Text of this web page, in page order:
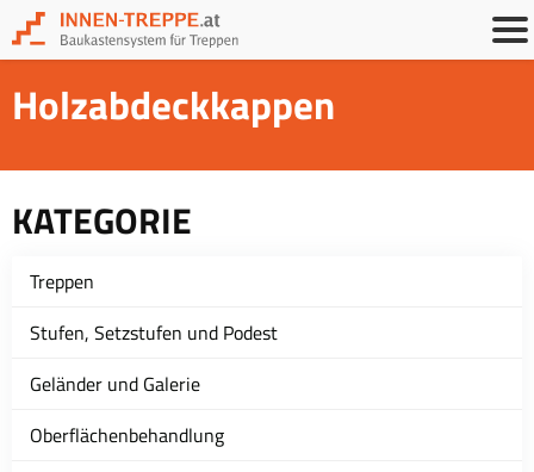
Holzabdeckkappen
KATEGORIE
Treppen
Stufen, Setzstufen und Podest
Geländer und Galerie
Oberflächenbehandlung